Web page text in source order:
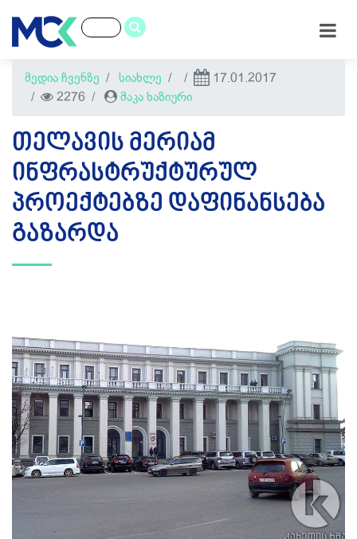
მედია ჩვენზე სიახლე
17.01.2017
2276
მაკა ხაზიური
ᲗᲔᲚᲐᲕᲘᲡ ᲛᲔᲠᲘᲐᲛ
ᲘᲜᲤᲠᲐᲡᲢᲠᲣᲥᲢᲣᲠᲣᲚ
ᲞᲠᲝᲔᲥᲢᲔᲑᲖᲔ ᲓᲐᲤᲘᲜᲐᲜᲡᲔᲑᲐ
ᲒᲐᲖᲐᲠᲓᲐ